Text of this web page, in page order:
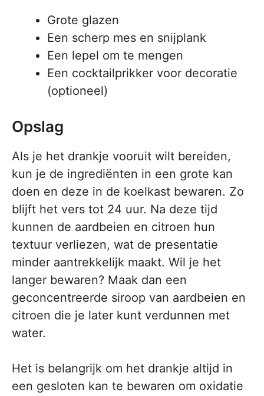
Grote glazen
Een scherp mes en snijplank
Een lepel om te mengen
Een cocktailprikker voor decoratie
(optioneel)
Opslag
Als je het drankje vooruit wilt bereiden,
kun je de ingrediënten in een grote kan
doen en deze in de koelkast bewaren. Zo
blijft het vers tot 24 uur. Na deze tijd
kunnen de aardbeien en citroen hun
textuur verliezen, wat de presentatie
minder aantrekkelijk maakt. Wil je het
langer bewaren? Maak dan een
geconcentreerde siroop van aardbeien en
citroen die je later kunt verdunnen met
water.
Het is belangrijk om het drankje altijd in
een gesloten kan te bewaren om oxidatie